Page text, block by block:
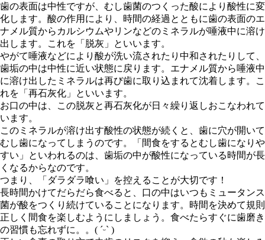
歯の表面は中性ですが、むし歯菌のつくった酸により酸性に変
化します。酸の作用により、時間の経過とともに歯の表面のエ
ナメル質からカルシウムやリンなどのミネラルが唾液中に溶け
出します。これを「脱灰」といいます。
やがて唾液などにより酸が洗い流されたり中和されたりして、
歯垢の中は中性に近い状態に戻ります。エナメル質から唾液中
に溶け出したミネラルは再び歯に取り込まれて沈着します。こ
れを「再石灰化」といいます。
お口の中は、この脱灰と再石灰化が日々繰り返しおこなわれて
います。
このミネラルが溶け出す酸性の状態が続くと、歯に穴が開いて
むし歯になってしまうのです。「間食をするとむし歯になりや
すい」といわれるのは、歯垢の中が酸性になっている時間が長
くなるからなのです。
つまり、「ダラダラ喰い」を控えることが大切です！
長時間かけてだらだら食べると、口の中はいつもミュータンス
菌が酸をつくり続けていることになります。時間を決めて規則
正しく間食を楽しむようにしましょう。食べたらすぐに歯磨き
の習慣も忘れずに。。( ˊᵕˋ )